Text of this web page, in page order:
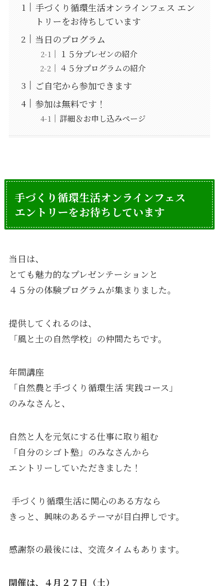
手づくり循環生活オンラインフェス エン
トリーをお待ちしています
当日のプログラム
１５分プレゼンの紹介
４５分プログラムの紹介
ご自宅から参加できます
参加は無料です！
詳細＆お申し込みページ
手づくり循環生活オンラインフェス
エントリーをお待ちしています
当日は、
とても魅力的なプレゼンテーションと
４５分の体験プログラムが集まりました。
提供してくれるのは、
「風と土の自然学校」の仲間たちです。
年間講座
「自然農と手づくり循環生活 実践コース」
のみなさんと、
自然と人を元気にする仕事に取り組む
「自分のシゴト塾」のみなさんから
エントリーしていただきました！
手づくり循環生活に関心のある方なら
きっと、 興味のあるテーマが目白押しです。
感謝祭の最後には、交流タイムもあります。
開催は、４月２７日（土）